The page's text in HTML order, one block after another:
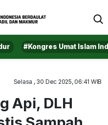
#Kongres Umat Islam
Selasa , 30 Dec 2025, 06:41 WIB
Api, DLH